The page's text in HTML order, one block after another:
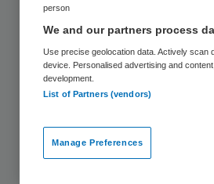
Skipr Redactie
van Volksgezondheid
psychiatrische kliniek in
person
We and our partners process
Use precise geolocation data. Actively scan
device. Personalised advertising and
development.
List of Partners (vendors)
Manage Preferences